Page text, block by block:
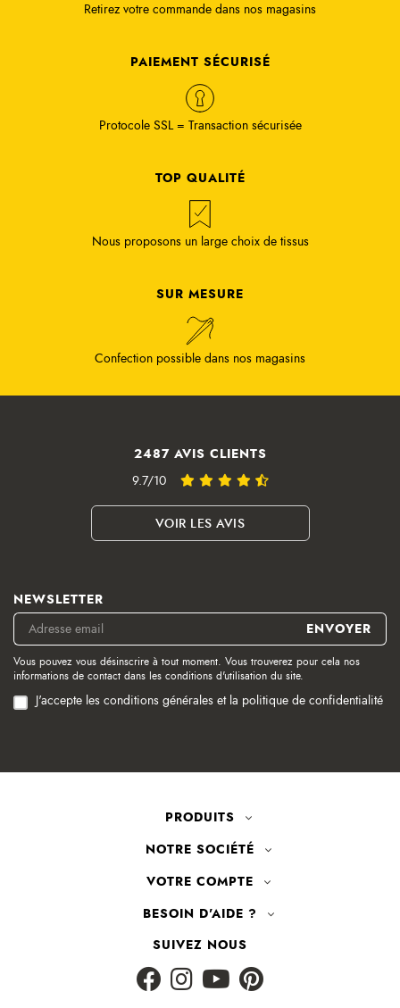
Retirez votre commande dans nos magasins
PAIEMENT SÉCURISÉ
Protocole SSL = Transaction sécurisée
TOP QUALITÉ
Nous proposons un large choix de tissus
SUR MESURE
Confection possible dans nos magasins
2487 AVIS CLIENTS
9.7/10
VOIR LES AVIS
NEWSLETTER
Vous pouvez vous désinscrire à tout moment. Vous trouverez pour cela nos
informations de contact dans les conditions d'utilisation du site.
J'accepte les conditions générales et la politique de confidentialité
PRODUITS
NOTRE SOCIÉTÉ
VOTRE COMPTE
BESOIN D'AIDE ?
SUIVEZ NOUS